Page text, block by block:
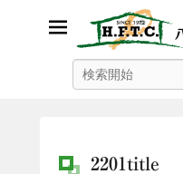
八王子フ
2201title